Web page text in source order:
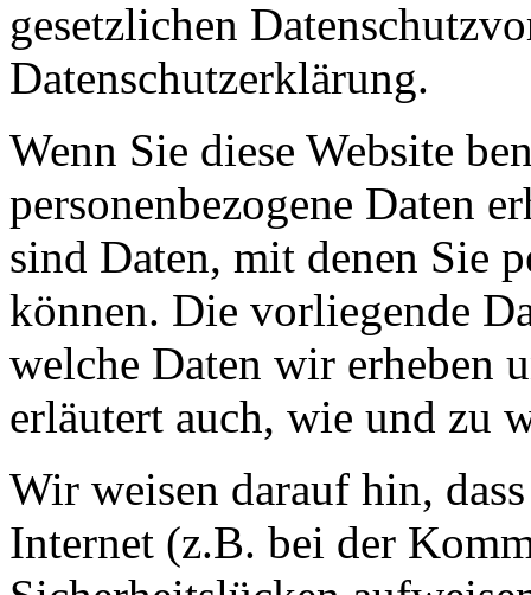
gesetzlichen
Datenschutzerklärung.
Wenn Sie diese Website
personenbezogene Daten
sind Daten, mit denen Sie
können. Die vorliegende
welche Daten wir erheben
erläutert auch, wie und zu
Wir weisen darauf hin,
Internet (z.B. bei der